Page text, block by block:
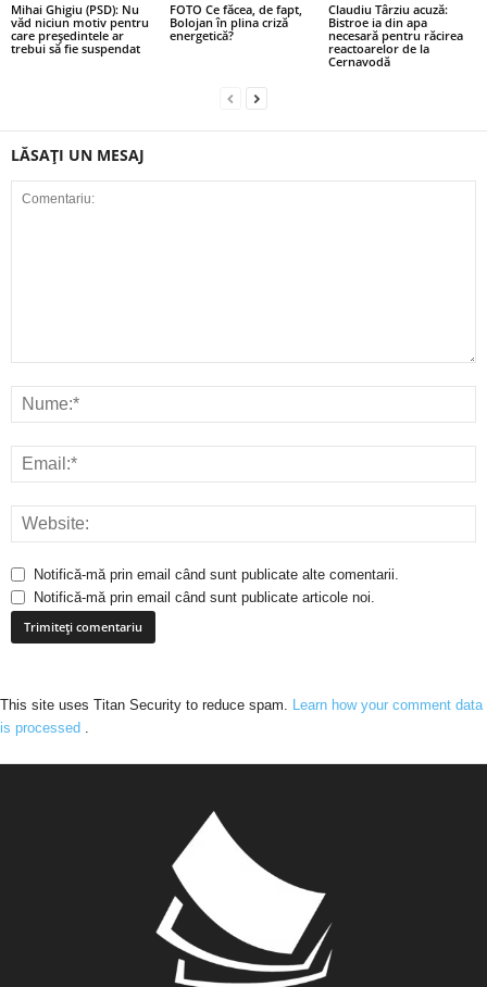
Mihai Ghigiu (PSD): Nu
văd niciun motiv pentru
care preşedintele ar
trebui să fie suspendat
FOTO Ce făcea, de fapt,
Bolojan în plina criză
energetică?
Claudiu Târziu acuză:
Bistroe ia din apa
necesară pentru răcirea
reactoarelor de la
Cernavodă
LĂSAȚI UN MESAJ
Notifică-mă prin email când sunt publicate alte comentarii.
Notifică-mă prin email când sunt publicate articole noi.
This site uses Titan Security to reduce spam. Learn how your comment data
is processed .